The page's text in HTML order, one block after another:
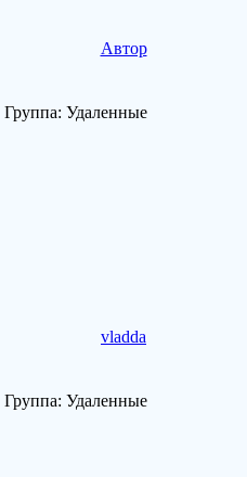
Автор
Группа: Удаленные
vladda
Группа: Удаленные